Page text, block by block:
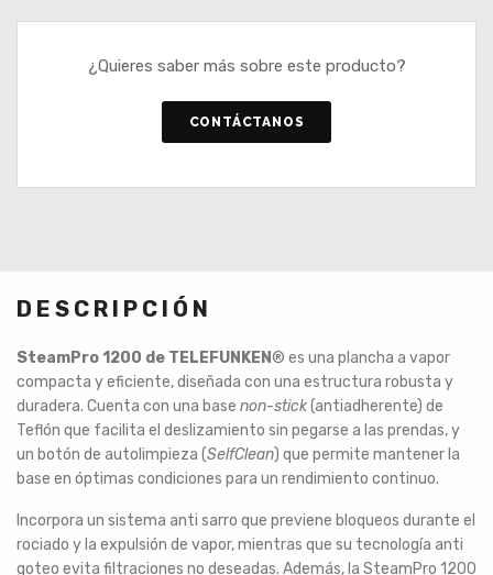
¿Quieres saber más sobre este producto?
CONTÁCTANOS
DESCRIPCIÓN
SteamPro 1200 de TELEFUNKEN® es una plancha a vapor
compacta y eficiente, diseñada con una estructura robusta y
duradera. Cuenta con una base non-stick(antiadherente) de
Teflón que facilita el deslizamiento sin pegarse a las prendas, y
un botón de autolimpieza (SelfClean) que permite mantener la
base en óptimas condiciones para un rendimiento continuo.
Incorpora un sistema anti sarro que previene bloqueos durante el
rociado y la expulsión de vapor, mientras que su tecnología anti
goteo evita filtraciones no deseadas. Además, la SteamPro 1200